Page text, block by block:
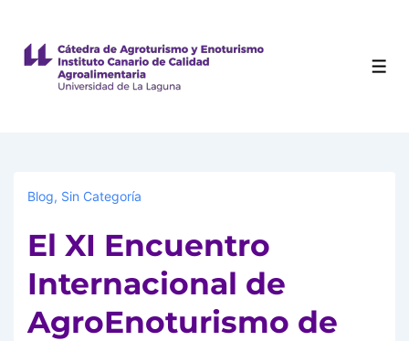
Blog, Sin Categoría
El XI Encuentro
Internacional de
AgroEnoturismo de